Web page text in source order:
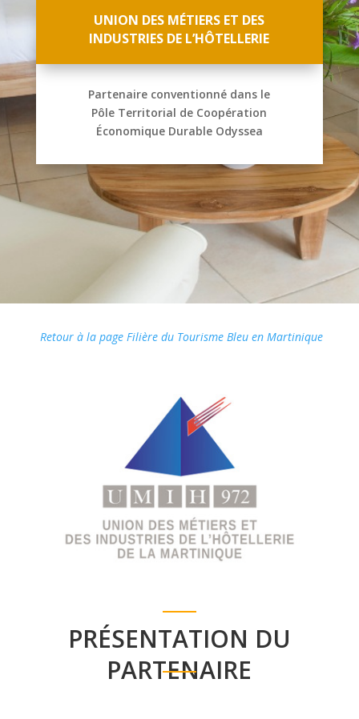
UNION DES MÉTIERS ET DES
INDUSTRIES DE L’HÔTELLERIE
Partenaire conventionné dans le
Pôle Territorial de Coopération
Économique Durable Odyssea
Retour à la page Filière du Tourisme Bleu en Martinique
PRÉSENTATION DU
PARTENAIRE